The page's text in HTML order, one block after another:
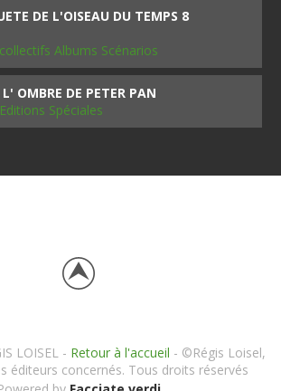
DE L'OISEAU DU TEMPS 8
Albums Scénarios
OMBRE DE PETER PAN
Spéciales
LOISEL - Retour à l'accueil - ©Régis Loisel,
éditeurs concernés. Tous droits réservés